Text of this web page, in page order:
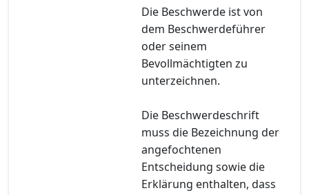
Die Beschwerde ist von
dem Beschwerdeführer
oder seinem
Bevollmächtigten zu
unterzeichnen.
Die Beschwerdeschrift
muss die Bezeichnung der
angefochtenen
Entscheidung sowie die
Erklärung enthalten, dass